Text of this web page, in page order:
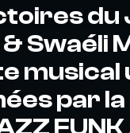
Swaéli
par